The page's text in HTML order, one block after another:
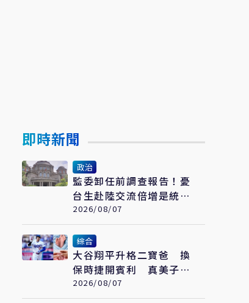
即時新聞
政治
監委卸任前調查報告！憂
台生赴陸交流倍增是統
戰 賴士葆：台青終會認
清台獨手段
2026/08/07
綜合
大谷翔平升格二寶爸 換
保時捷開賓利 真美子包
辦全家飲食
2026/08/07